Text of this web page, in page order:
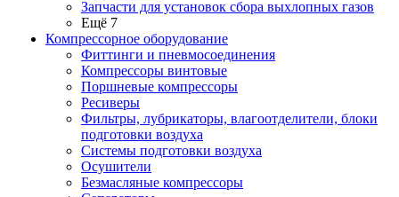
Запчасти для установок сбора выхлопных газов
Ещё 7
Компрессорное оборудование
Фиттинги и пневмосоединения
Компрессоры винтовые
Поршневые компрессоры
Ресиверы
Фильтры, лубрикаторы, влагоотделители, блоки
подготовки воздуха
Системы подготовки воздуха
Осушители
Безмасляные компрессоры